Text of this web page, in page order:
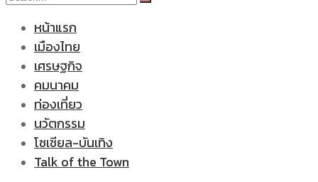
หน้าแรก
เมืองไทย
เศรษฐกิจ
คมนาคม
ท่องเที่ยว
นวัตกรรม
โซเชียล-บันเทิง
Talk of the Town